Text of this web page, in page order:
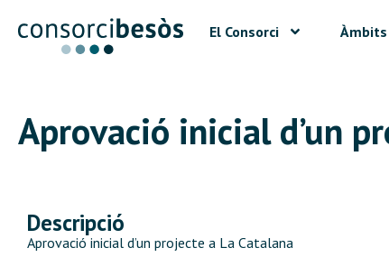
El Consorci Àmbits
Aprovació inicial d’un
Descripció
Aprovació inicial d’un projecte a La Catalana